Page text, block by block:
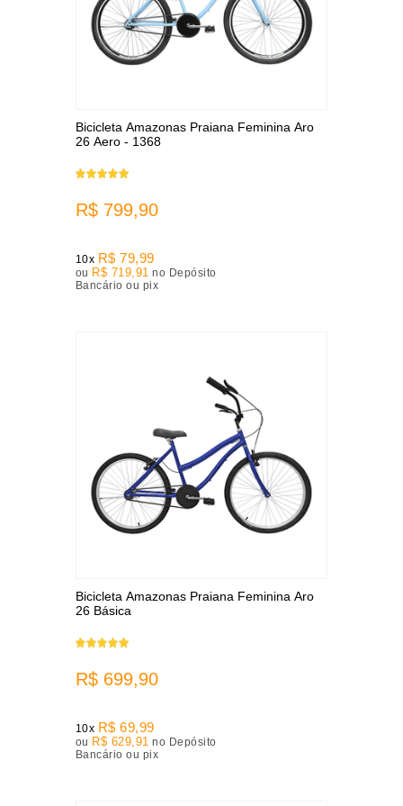
Bicicleta Amazonas Praiana Feminina Aro
26 Aero - 1368
R$ 799,90
10x R$ 79,99
ou R$ 719,91 no Depósito
Bancário ou pix
Bicicleta Amazonas Praiana Feminina Aro
26 Básica
R$ 699,90
10x R$ 69,99
ou R$ 629,91 no Depósito
Bancário ou pix